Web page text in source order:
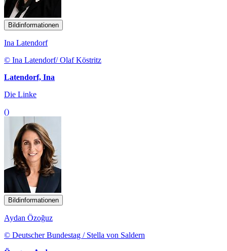
Bildinformationen
Ina Latendorf
© Ina Latendorf/ Olaf Köstritz
Latendorf, Ina
Die Linke
()
Bildinformationen
Aydan Özoğuz
© Deutscher Bundestag / Stella von Saldern